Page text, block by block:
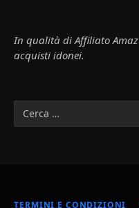
In qualità di Affiliato
acquisti idonei.
TERMINI E CONDIZIONI